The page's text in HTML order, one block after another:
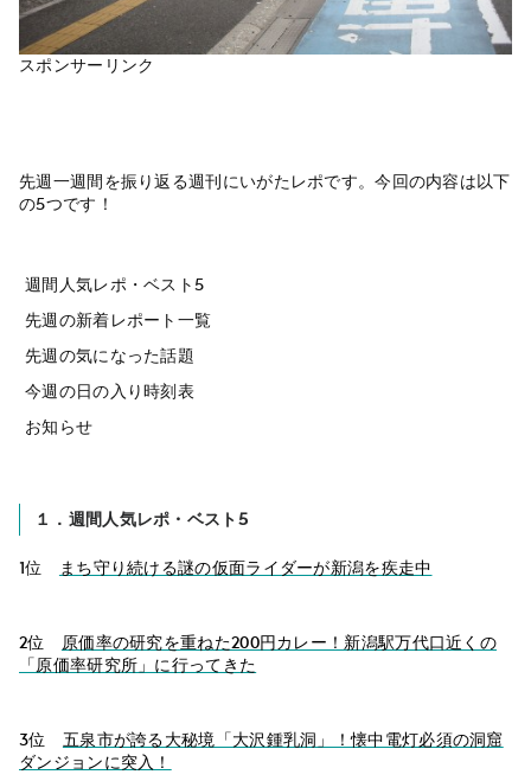
スポンサーリンク
先週一週間を振り返る週刊にいがたレポです。今回の内容は以下
の5つです！
週間人気レポ・ベスト5
先週の新着レポート一覧
先週の気になった話題
今週の日の入り時刻表
お知らせ
１．週間人気レポ・ベスト5
1位 まち守り続ける謎の仮面ライダーが新潟を疾走中
2位 原価率の研究を重ねた200円カレー！新潟駅万代口近くの
「原価率研究所」に行ってきた
3位 五泉市が誇る大秘境「大沢鍾乳洞」！懐中電灯必須の洞窟
ダンジョンに突入！